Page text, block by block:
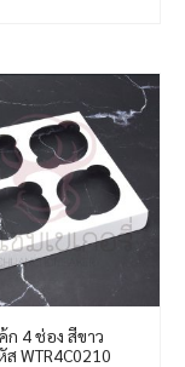
ก 4 ช่อง สีขาว
ส WTR4C0210